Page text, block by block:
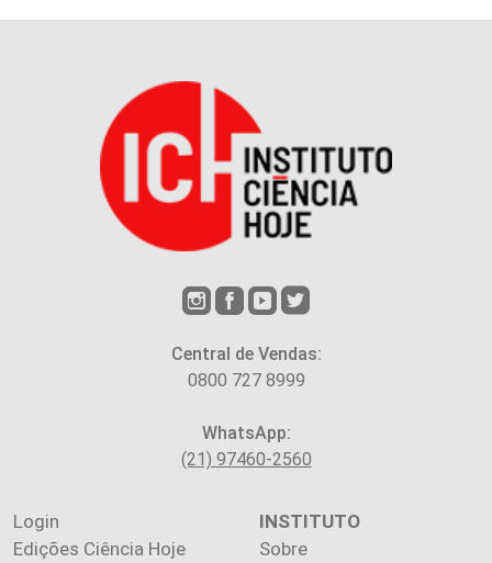
Central de Vendas:
0800 727 8999
WhatsApp:
(21) 97460-2560
Login
Edições Ciência Hoje
INSTITUTO
Sobre